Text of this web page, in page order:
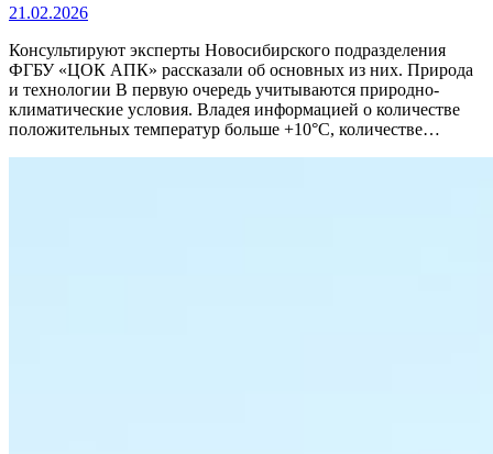
21.02.2026
Консультируют эксперты Новосибирского подразделения
ФГБУ «ЦОК АПК» рассказали об основных из них. Природа
и технологии В первую очередь учитываются природно-
климатические условия. Владея информацией о количестве
положительных температур больше +10°С, количестве…